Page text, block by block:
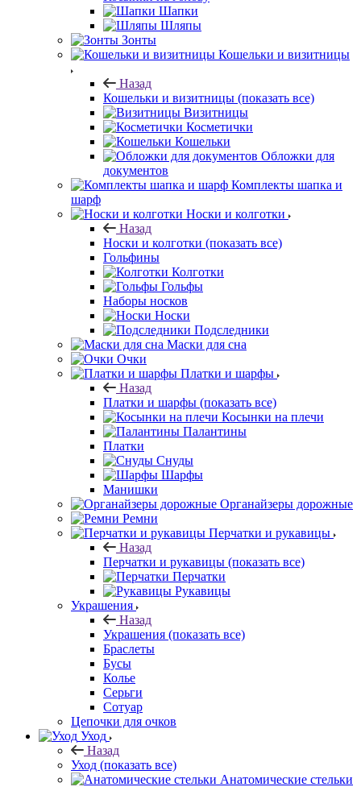
Шапки
Шляпы
Зонты
Кошельки и визитницы
Назад
Кошельки и визитницы (показать все)
Визитницы
Косметички
Кошельки
Обложки для
документов
Комплекты шапка и
шарф
Носки и колготки
Назад
Носки и колготки (показать все)
Гольфины
Колготки
Гольфы
Наборы носков
Носки
Подследники
Маски для сна
Очки
Платки и шарфы
Назад
Платки и шарфы (показать все)
Косынки на плечи
Палантины
Платки
Снуды
Шарфы
Манишки
Органайзеры дорожные
Ремни
Перчатки и рукавицы
Назад
Перчатки и рукавицы (показать все)
Перчатки
Рукавицы
Украшения
Назад
Украшения (показать все)
Браслеты
Бусы
Колье
Серьги
Сотуар
Цепочки для очков
Уход
Назад
Уход (показать все)
Анатомические стельки